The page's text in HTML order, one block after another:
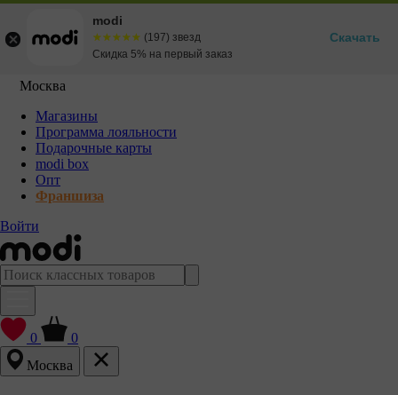
Москва
Магазины
Программа лояльности
Подарочные карты
modi box
Опт
Франшиза
Войти
0
0
Москва
modi
☆☆☆☆☆
★★★★★ (197) звезд
Скидка 5% на первый заказ
Скачать